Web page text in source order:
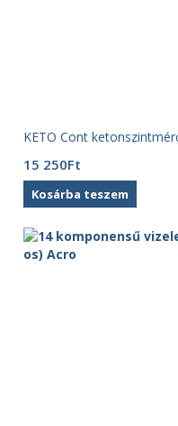
KETO Cont
15 250Ft
Kosárba teszem